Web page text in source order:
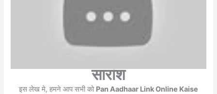
सारांश
इस लेख मे, हमने आप सभी को Pan Aadhaar Link Online Kaise